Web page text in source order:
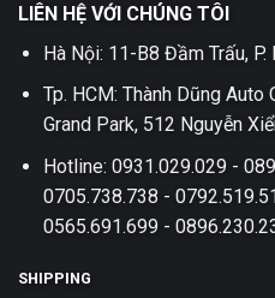
LIÊN HỆ VỚI CHÚNG TÔI
Hà Nội: 11-B8 Đầm Trấu, P.
Tp. HCM: Thành Dũng Auto
Grand Park, 512 Nguyễn
Hotline: 0931.029.029 -
0705.738.738 -
0565.691.699 -
SHIPPING